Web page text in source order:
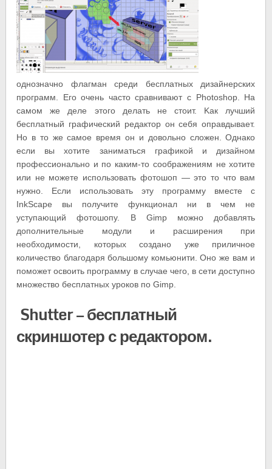
однозначно флагман среди бесплатных дизайнерских
программ. Его очень часто сравнивают с Photoshop. На
самом же деле этого делать не стоит. Kак лучший
бесплатный графический редактор он себя оправдывает.
Но в то же самое время он и довольно сложен. Однако
если вы хотите заниматься графикой и дизайном
профессионально и по каким-то соображениям не хотите
или не можете использовать фотошоп — это то что вам
нужно. Если использовать эту программу вместе с
InkScape вы получите функционал ни в чем не
уступающий фотошопу. В Gimp можно добавлять
дополнительные модули и расширения при
необходимости, которых создано уже приличное
количество благодаря большому комьюнити. Оно же вам и
поможет освоить программу в случае чего, в сети доступно
множество бесплатных уроков по Gimp.
Shutter — бесплатный
скриншотер с редактором.